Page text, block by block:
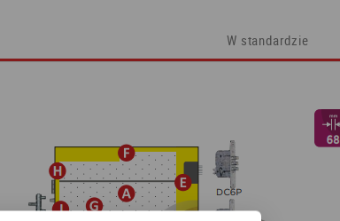
W standardzie